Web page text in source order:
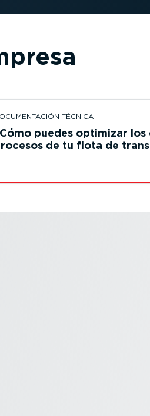
TÉCNICA
puedes optimizar los
de tu flota de